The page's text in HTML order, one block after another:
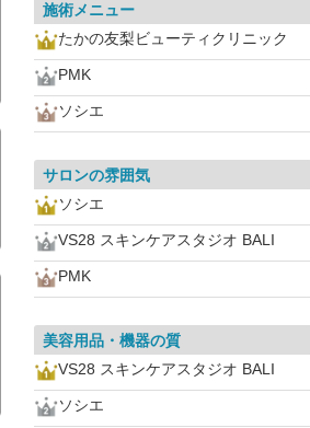
施術メニュー
たかの友梨ビューティクリニック
PMK
ソシエ
サロンの雰囲気
ソシエ
VS28 スキンケアスタジオ BALI
PMK
美容用品・機器の質
VS28 スキンケアスタジオ BALI
ソシエ